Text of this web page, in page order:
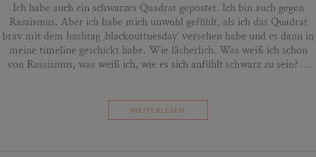
Ich habe auch ein schwarzes Quadrat gepostet. Ich bin auch gegen
Rassismus. Aber ich habe mich unwohl gefühlt, als ich das Quadrat
brav mit dem hashtag ‚blackouttuesday‘ versehen habe und es dann in
meine timeline geschickt habe. Wie lächerlich. Was weiß ich schon
von Rassismus, was weiß ich, wie es sich anfühlt schwarz zu sein? …
WEITERLESEN